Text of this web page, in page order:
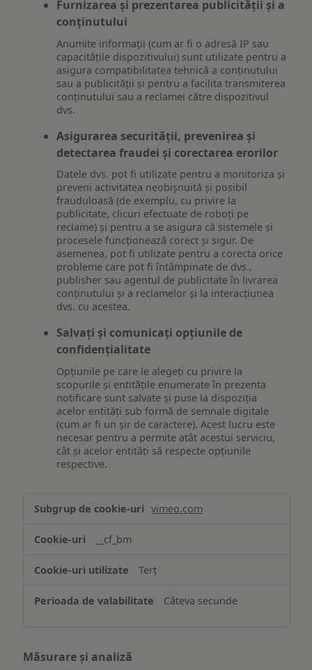
Furnizarea și prezentarea publicității și a
conținutului
Anumite informații (cum ar fi o adresă IP sau
capacitățile dispozitivului) sunt utilizate pentru a
asigura compatibilitatea tehnică a conținutului
sau a publicității și pentru a facilita transmiterea
conținutului sau a reclamei către dispozitivul
dvs.
Asigurarea securității, prevenirea și
detectarea fraudei și corectarea erorilor
Datele dvs. pot fi utilizate pentru a monitoriza și
preveni activitatea neobișnuită și posibil
frauduloasă (de exemplu, cu privire la
publicitate, clicuri efectuate de roboți pe
reclame) și pentru a se asigura că sistemele și
procesele funcționează corect și sigur. De
asemenea, pot fi utilizate pentru a corecta orice
probleme care pot fi întâmpinate de dvs.,
publisher sau agentul de publicitate în livrarea
conținutului și a reclamelor și la interacțiunea
dvs. cu acestea.
Salvați și comunicați opțiunile de
confidențialitate
Opțiunile pe care le alegeți cu privire la
scopurile și entitățile enumerate în prezenta
notificare sunt salvate și puse la dispoziția
acelor entități sub formă de semnale digitale
(cum ar fi un șir de caractere). Acest lucru este
necesar pentru a permite atât acestui serviciu,
cât și acelor entități să respecte opțiunile
respective.
funcționalităților
ului
vimeo.com
__cf_bm
Terț
Câteva secunde
Măsurare și analiză